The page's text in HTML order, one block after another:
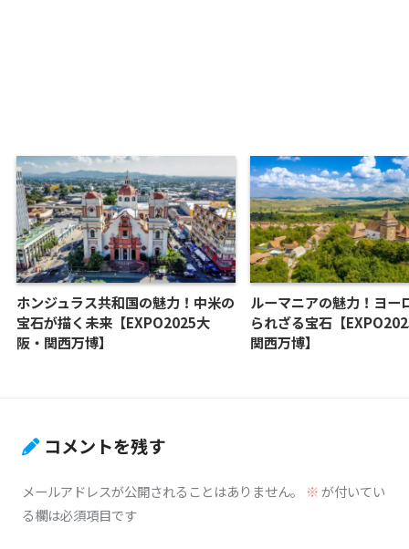
ホンジュラス共和国の魅力！中米の
宝石が描く未来【EXPO2025大
阪・関西万博】
ルーマニアの魅力！ヨー
られざる宝石【
関西万博】
コメントを残す
メールアドレスが公開されることはありません。 ※が付いてい
る欄は必須項目です